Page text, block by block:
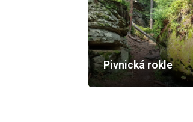
Pivnická rokle